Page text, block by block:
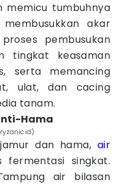
memicu tumbuhnya
akar
pembusukan
tingkat keasaman
serta memancing
ulat, dan cacing
tanam.
Hama
dan hama, air
fermentasi singkat.
air bilasan